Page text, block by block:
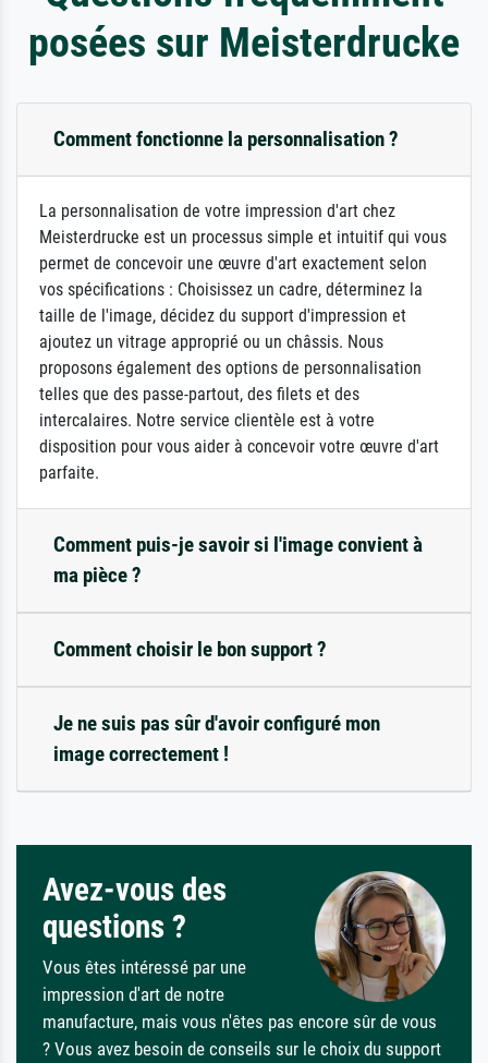
posées sur Meisterdrucke
Comment fonctionne la personnalisation ?
La personnalisation de votre impression d'art chez
Meisterdrucke est un processus simple et intuitif qui vous
permet de concevoir une œuvre d'art exactement selon
vos spécifications : Choisissez un cadre, déterminez la
taille de l'image, décidez du support d'impression et
ajoutez un vitrage approprié ou un châssis. Nous
proposons également des options de personnalisation
telles que des passe-partout, des filets et des
intercalaires. Notre service clientèle est à votre
disposition pour vous aider à concevoir votre œuvre d'art
parfaite.
Comment puis-je savoir si l'image convient à
ma pièce ?
Comment choisir le bon support ?
Je ne suis pas sûr d'avoir configuré mon
image correctement !
Avez-vous des
questions ?
Vous êtes intéressé par une
impression d'art de notre
manufacture, mais vous n'êtes pas encore sûr de vous
? Vous avez besoin de conseils sur le choix du support